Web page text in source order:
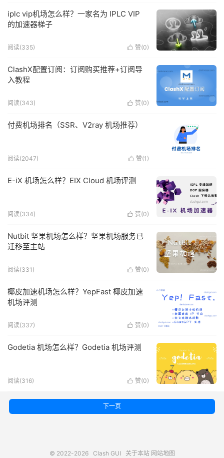
iplc vip机场怎么样？一家名为 IPLC VIP
的加速器梯子
 赞(0)
阅读(335)
ClashX配置订阅：订阅购买推荐+订阅导
入教程
 赞(0)
阅读(343)
付费机场排名（SSR、V2ray 机场推荐）
 赞(1 )
阅读(2047)
E-iX 机场怎么样？EIX Cloud 机场评测
 赞(0)
阅读(334)
Nutbit 坚果机场怎么样？坚果机场服务已
迁移至主站
 赞(0)
阅读(331)
椰皮加速机场怎么样？YepFast 椰皮加速
机场评测
 赞(0)
阅读(337)
Godetia 机场怎么样？Godetia 机场评测
 赞(0)
阅读(316)
下一页
© 2022-2026 Clash GUI 关于本站 网站地图